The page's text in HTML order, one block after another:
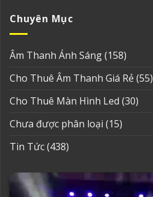
Chuyên Mục
Âm Thanh Ánh Sáng(158)
Cho Thuê Âm Thanh Giá Rẻ(55)
Cho Thuê Màn Hình Led (30)
Chưa được phân loại (15)
Tin Tức(438)